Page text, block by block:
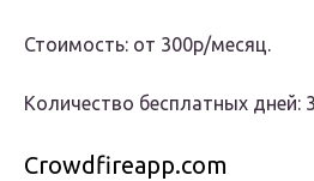
Стоимость: от 300р/месяц.
Количество бесплатных дней:
Crowdfireapp.com